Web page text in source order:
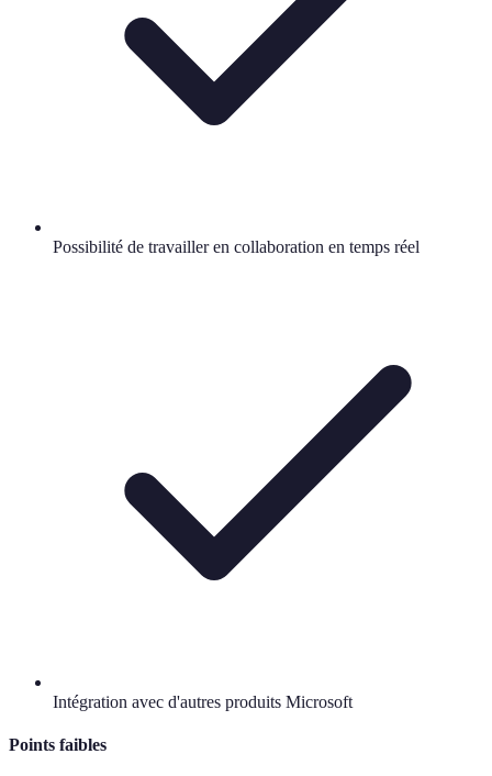
Possibilité de travailler en collaboration en temps réel
Intégration avec d'autres produits Microsoft
Points faibles